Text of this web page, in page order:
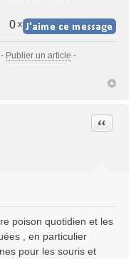
0 x
- Publier un article -
Citer
poison quotidien et les
, en particulier
pour les souris et